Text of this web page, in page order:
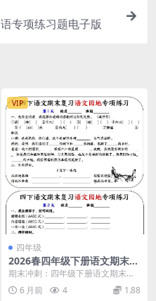
专项练习题电子版
VIP
四年级
2026春四年级下册语文期末复
习语文园地专项练习训练全册
期末冲刺：四年级下册语文期末复
习语文园地专项练习训练深度解析
大家好，我是学科星...
6 月前 4 1.88